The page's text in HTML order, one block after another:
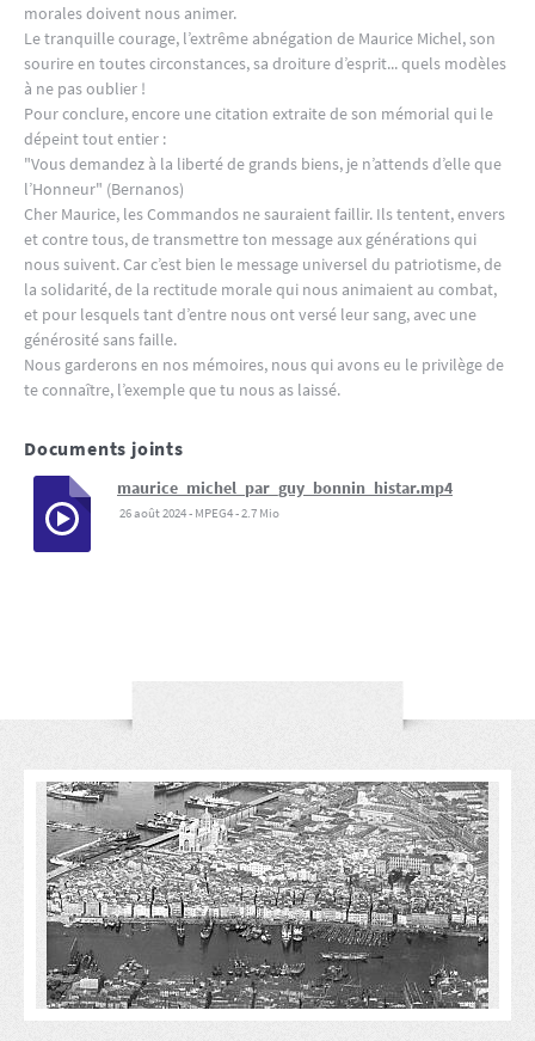
morales doivent nous animer.
Le tranquille courage, l’extrême abnégation de Maurice Michel, son
sourire en toutes circonstances, sa droiture d’esprit... quels modèles
à ne pas oublier !
Pour conclure, encore une citation extraite de son mémorial qui le
dépeint tout entier :
"Vous demandez à la liberté de grands biens, je n’attends d’elle que
l’Honneur" (Bernanos)
Cher Maurice, les Commandos ne sauraient faillir. Ils tentent, envers
et contre tous, de transmettre ton message aux générations qui
nous suivent. Car c’est bien le message universel du patriotisme, de
la solidarité, de la rectitude morale qui nous animaient au combat,
et pour lesquels tant d’entre nous ont versé leur sang, avec une
générosité sans faille.
Nous garderons en nos mémoires, nous qui avons eu le privilège de
te connaître, l’exemple que tu nous as laissé.
Documents joints
maurice_michel_par_guy_bonnin_histar.mp4
26 août 2024- MPEG4-2.7 Mio